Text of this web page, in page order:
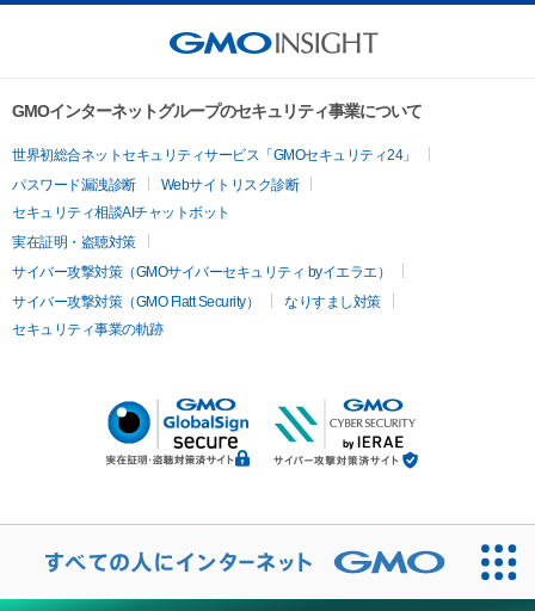
GMOインターネットグループのセキュリティ事業について
世界初総合ネットセキュリティサービス「GMOセキュリティ24」
パスワード漏洩診断
Webサイトリスク診断
セキュリティ相談AIチャットボット
実在証明・盗聴対策
サイバー攻撃対策（GMOサイバーセキュリティ byイエラエ）
サイバー攻撃対策（GMO Flatt Security）
なりすまし対策
セキュリティ事業の軌跡